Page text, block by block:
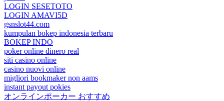
LOGIN SESETOTO
LOGIN AMAVI5D
gsnslot44.com
kumpulan bokep indonesia terbaru
BOKEP INDO
poker online dinero real
siti casino online
casino nuovi online
migliori bookmaker non aams
instant payout pokies
オンラインポーカー おすすめ